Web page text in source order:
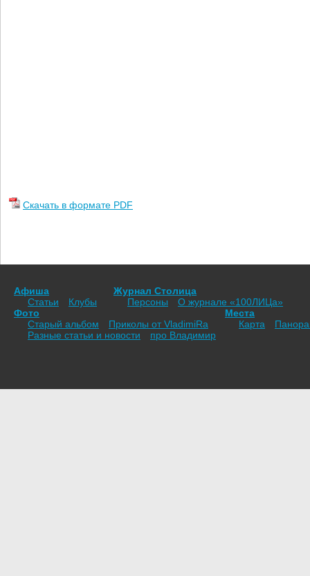
Скачать в формате PDF
Афиша
Статьи
Клубы
Журнал Столица
Персоны
О журнале «100ЛИЦа»
Фото
Старый альбом
Приколы от VladimiRа
Места
Карта
Разные статьи и новости
про Владимир